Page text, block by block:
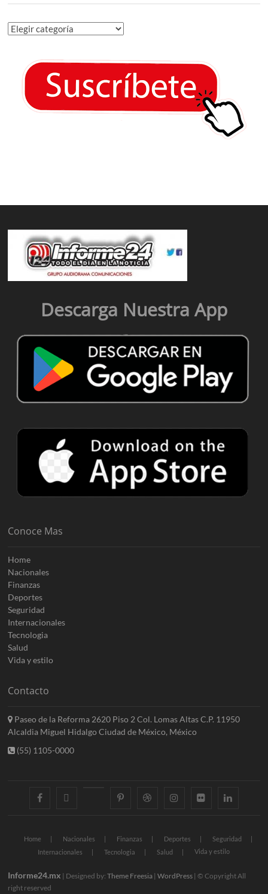
Categorías
Descarga Nuestra App
Conoce Mas
Home
Nacionales
Finanzas
Deportes
Seguridad
Internacionales
Tecnologia
Salud
Vida y estilo
Contacto
Paseo de la Reforma 2620 Piso 2 Col. Lomas Altas C.P. 11950
Alcaldia Miguel Hidalgo Ciudad de México, México
(55) 1105-0000
facebook googlepluspinterestdribbble instagramflickr linkedin
Home Nacionales Finanzas Deportes
Seguridad
Internacionales
Tecnologia Salud Vida y estilo
Informe24.mx | Designed by:Theme Freesia |WordPress | © Copyright All
right reserved